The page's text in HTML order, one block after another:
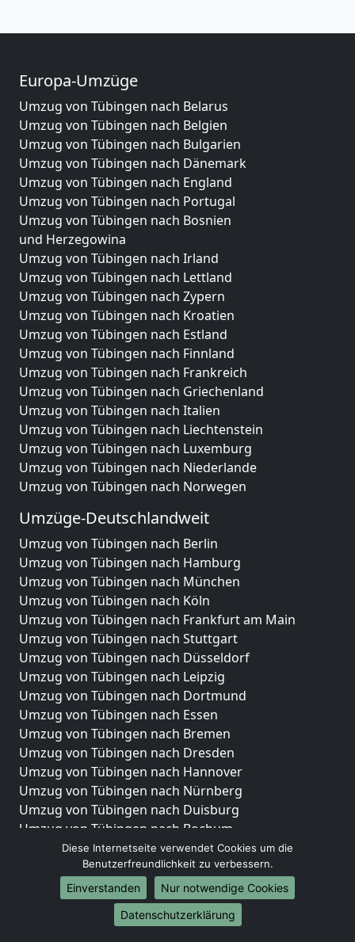
Europa-Umzüge
Umzug von Tübingen nach Belarus
Umzug von Tübingen nach Belgien
Umzug von Tübingen nach Bulgarien
Umzug von Tübingen nach Dänemark
Umzug von Tübingen nach England
Umzug von Tübingen nach Portugal
Umzug von Tübingen nach Bosnien
und Herzegowina
Umzug von Tübingen nach Irland
Umzug von Tübingen nach Lettland
Umzug von Tübingen nach Zypern
Umzug von Tübingen nach Kroatien
Umzug von Tübingen nach Estland
Umzug von Tübingen nach Finnland
Umzug von Tübingen nach Frankreich
Umzug von Tübingen nach Griechenland
Umzug von Tübingen nach Italien
Umzug von Tübingen nach Liechtenstein
Umzug von Tübingen nach Luxemburg
Umzug von Tübingen nach Niederlande
Umzug von Tübingen nach Norwegen
Umzüge-Deutschlandweit
Umzug von Tübingen nach Berlin
Umzug von Tübingen nach Hamburg
Umzug von Tübingen nach München
Umzug von Tübingen nach Köln
Umzug von Tübingen nach Frankfurt am Main
Umzug von Tübingen nach Stuttgart
Umzug von Tübingen nach Düsseldorf
Umzug von Tübingen nach Leipzig
Umzug von Tübingen nach Dortmund
Umzug von Tübingen nach Essen
Umzug von Tübingen nach Bremen
Umzug von Tübingen nach Dresden
Umzug von Tübingen nach Hannover
Umzug von Tübingen nach Nürnberg
Umzug von Tübingen nach Duisburg
Umzug von Tübingen nach Bochum
Umzug von Tübingen nach Wuppertal
Umzug von Tübingen nach Bielefeld
Umzug von Tübingen nach Bonn
Umzug von Tübingen nach Münster
Diese Internetseite verwendet Cookies um die
Benutzerfreundlichkeit zu verbessern.
Einverstanden
Nur notwendige Cookies
Datenschutzerklärung